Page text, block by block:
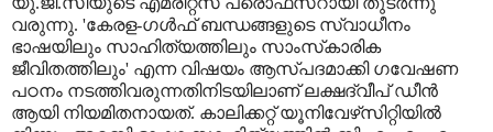
വരുന്നു. 'കേരള-ഗള്‍ഫ് ബന്ധങ്ങളുടെ സ്വാധീനം
ഭാഷയിലും സാഹിത്യത്തിലും സാംസ്‌കാരിക
ജീവിതത്തിലും' എന്ന വിഷയം ആസ്പദമാക്കി ഗവേഷണ
പഠനം നടത്തിവരുന്നതിനിടയിലാണ് ലക്ഷദ്വീപ് ഡീന്‍
ആയി നിയമിതനായത്. കാലിക്കറ്റ് യൂനിവേഴ്‌സിറ്റിയില്‍